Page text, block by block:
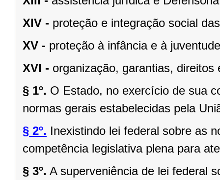
XIV - proteção e integração social
XV - proteção à infância e à
XVI - organização, garantias,
§ 1º. O Estado, no exercício de sua
normas gerais estabelecidas pela
§ 2º. Inexistindo lei federal sobre as
competência legislativa plena para
§ 3º. A superveniência de lei federal